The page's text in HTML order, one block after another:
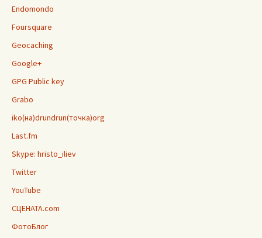
Endomondo
Foursquare
Geocaching
Google+
GPG Public key
Grabo
iko(на)drundrun(точка)org
Last.fm
Skype: hristo_iliev
Twitter
YouTube
СЦЕНАТА.com
ФотоБлог